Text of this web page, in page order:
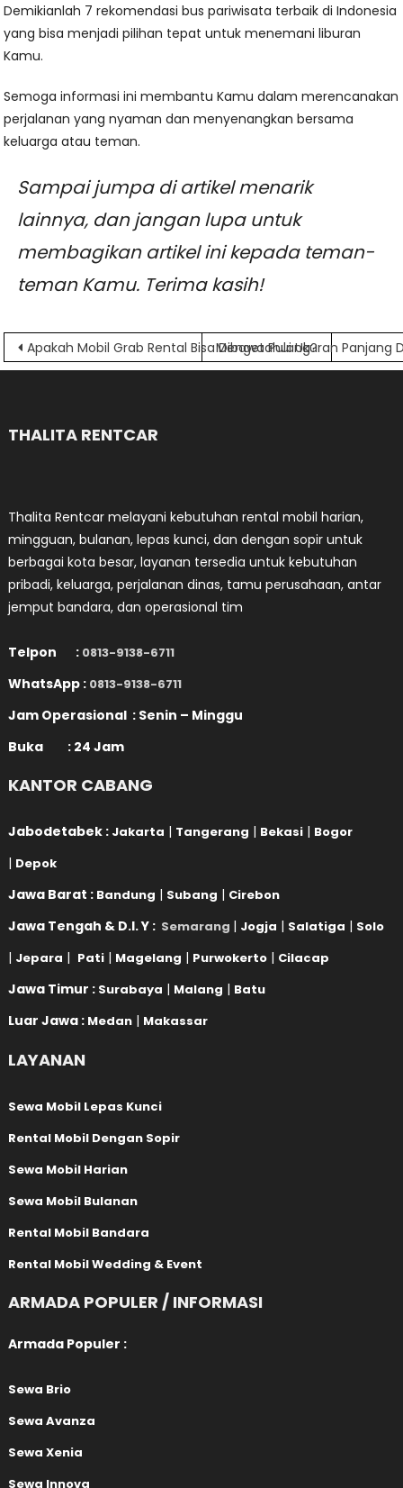
Demikianlah 7 rekomendasi bus pariwisata terbaik di Indonesia
yang bisa menjadi pilihan tepat untuk menemani liburan
Kamu.
Semoga informasi ini membantu Kamu dalam merencanakan
perjalanan yang nyaman dan menyenangkan bersama
keluarga atau teman.
Sampai jumpa di artikel menarik
lainnya, dan jangan lupa untuk
membagikan artikel ini kepada teman-
teman Kamu. Terima kasih!
Navigasi
Apakah Mobil Grab Rental Bisa Dibawa Pulang?
Mengetahui Ukuran Panjang
THALITA RENTCAR
Thalita Rentcar melayani kebutuhan rental mobil harian,
mingguan, bulanan, lepas kunci, dan dengan sopir untuk
berbagai kota besar, layanan tersedia untuk kebutuhan
pribadi, keluarga, perjalanan dinas, tamu perusahaan, antar
jemput bandara, dan operasional tim
Telpon : 0813-9138-6711
WhatsApp : 0813-9138-6711
Jam Operasional : Senin – Minggu
Buka : 24 Jam
KANTOR CABANG
Jabodetabek : Jakarta | Tangerang | Bekasi | Bogor
| Depok
Jawa Barat : Bandung | Subang | Cirebon
Jawa Tengah & D.I. Y : Semarang | Jogja | Salatiga | Solo
| Jepara | Pati | Magelang | Purwokerto | Cilacap
Jawa Timur : Surabaya | Malang | Batu
Luar Jawa : Medan | Makassar
LAYANAN
Sewa Mobil Lepas Kunci
Rental Mobil Dengan Sopir
Sewa Mobil Harian
Sewa Mobil Bulanan
Rental Mobil Bandara
Rental Mobil Wedding & Event
ARMADA POPULER / INFORMASI
Armada Populer :
Sewa Brio
Sewa Avanza
Sewa Xenia
Sewa Innova